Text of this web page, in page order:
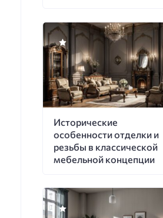
Исторические
особенности отделки и
резьбы в классической
мебельной концепции